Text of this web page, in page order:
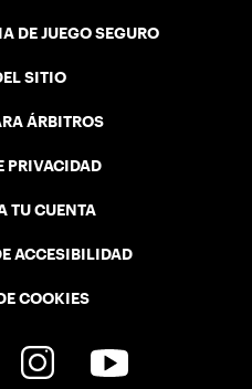
DE JUEGO SEGURO
SITIO
ÁRBITROS
PRIVACIDAD
TU CUENTA
ACCESIBILIDAD
COOKIES